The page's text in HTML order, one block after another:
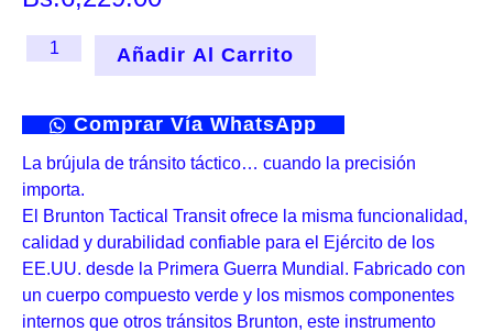
Añadir Al Carrito
Comprar Vía WhatsApp
La brújula de tránsito táctico… cuando la precisión
importa.
El Brunton Tactical Transit ofrece la misma funcionalidad,
calidad y durabilidad confiable para el Ejército de los
EE.UU. desde la Primera Guerra Mundial. Fabricado con
un cuerpo compuesto verde y los mismos componentes
internos que otros tránsitos Brunton, este instrumento